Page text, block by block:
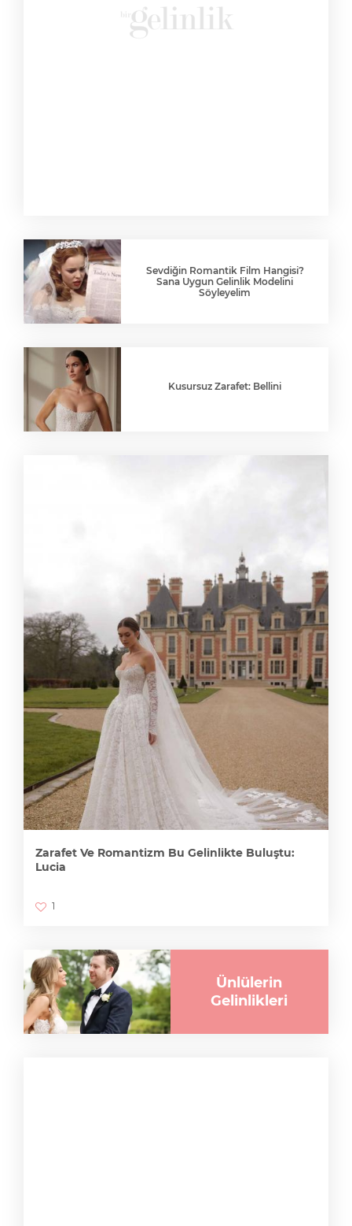
Sevdiğin Romantik Film Hangisi?
Sana Uygun Gelinlik Modelini
Söyleyelim
Kusursuz Zarafet: Bellini
Zarafet Ve Romantizm Bu Gelinlikte Buluştu:
Lucia
1
Ünlülerin
Gelinlikleri